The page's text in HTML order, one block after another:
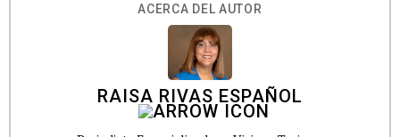
ACERCA DEL AUTOR
RAISA RIVAS ESPAÑOL